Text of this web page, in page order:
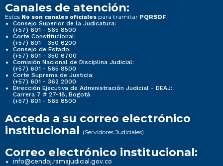
Canales de atención:
Estos No son canales oficiales para tramitar PQRSDF
Consejo Superior de la Judicatura:
(+57) 601 - 565 8500
Corte Constitucional:
(+57) 601 - 350 6200
Consejo de Estado:
(+57) 601 - 350 6700
Comisión Nacional de Disciplina Judicial:
(+57) 601 - 565 8500
Corte Suprema de Justicia:
(+57) 601 - 362 2000
Dirección Ejecutiva de Administración Judicial - DEAJ:
Carrera 7 # 27-18, Bogotá
(+57) 601 - 565 8500
Acceda a su correo electrónico
institucional (Servidores Judiciales)
Correo electrónico institucional:
info@cendoj.ramajudicial.gov.co